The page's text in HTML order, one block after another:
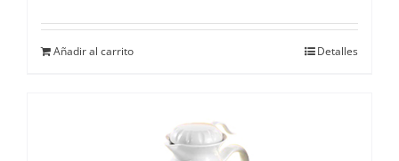
Añadir al carrito Detalles